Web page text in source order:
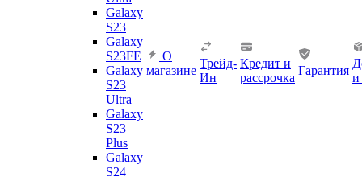
Galaxy
S23
Galaxy
S23FE
Galaxy
S23
Ultra
Galaxy
S23
Plus
Galaxy
S24
О
магазине
Трейд-
Ин
Кредит и
рассрочка
Гарантия
и